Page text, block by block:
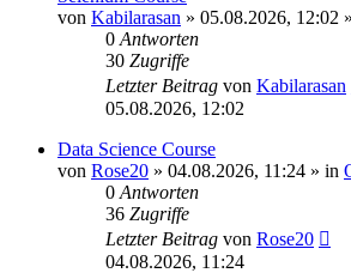
von Kabilarasan » 05.08.2026, 12:02
0 Antworten
30 Zugriffe
Letzter Beitrag von Kabilarasan
05.08.2026, 12:02
Data Science Course
von Rose20 » 04.08.2026, 11:24 » in
0 Antworten
36 Zugriffe
Letzter Beitrag von Rose20
04.08.2026, 11:24